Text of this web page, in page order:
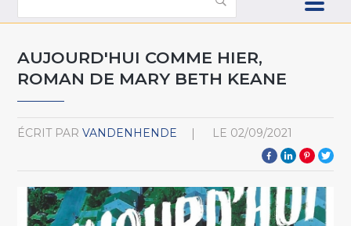
AUJOURD'HUI COMME HIER,
ROMAN DE MARY BETH KEANE
ÉCRIT PAR VANDENHENDE LE 02/09/2021